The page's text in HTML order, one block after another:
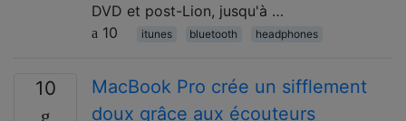
DVD et post-Lion, jusqu'à …
10
itunes bluetooth headphones
10
MacBook Pro crée un sifflement
doux grâce aux écouteurs